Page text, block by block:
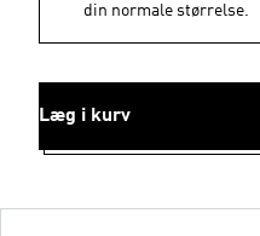
din normale størrelse.
Læg i kurv